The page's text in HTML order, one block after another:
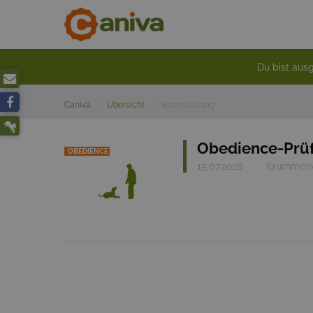
Du bist
Caniva Übersicht
OBEDIENCE Obedience-
15.07.2018